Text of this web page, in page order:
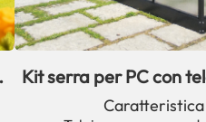
Kit serra per PC con